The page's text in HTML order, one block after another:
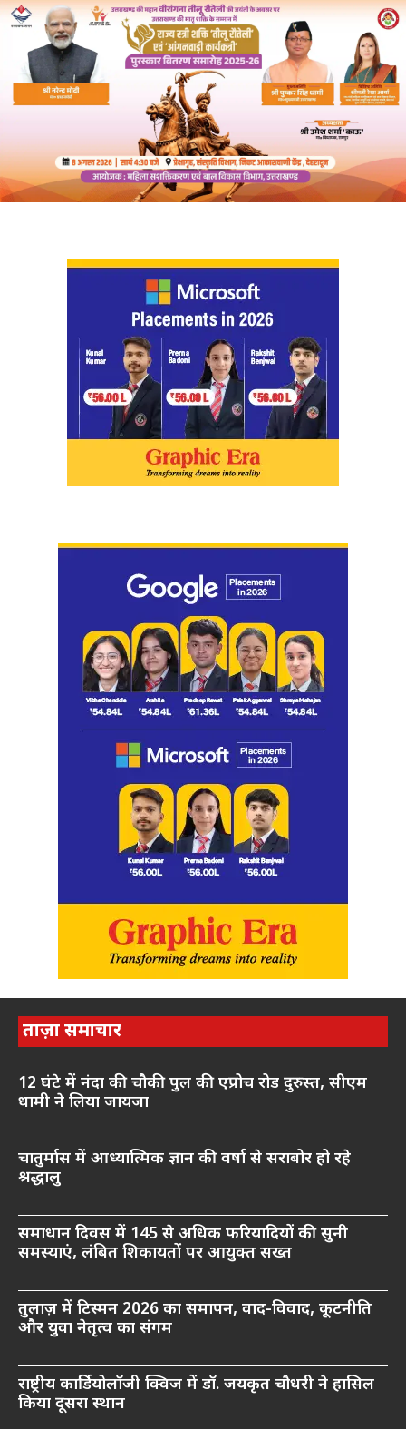
ताज़ा समाचार
12 घंटे में नंदा की चौकी पुल की एप्रोच रोड दुरुस्त, सीएम
धामी ने लिया जायजा
चातुर्मास में आध्यात्मिक ज्ञान की वर्षा से सराबोर हो रहे
श्रद्धालु
समाधान दिवस में 145 से अधिक फरियादियों की सुनी
समस्याएं, लंबित शिकायतों पर आयुक्त सख्त
तुलाज़ में टिस्मन 2026 का समापन, वाद-विवाद, कूटनीति
और युवा नेतृत्व का संगम
राष्ट्रीय कार्डियोलॉजी क्विज में डॉ. जयकृत चौधरी ने हासिल
किया दूसरा स्थान